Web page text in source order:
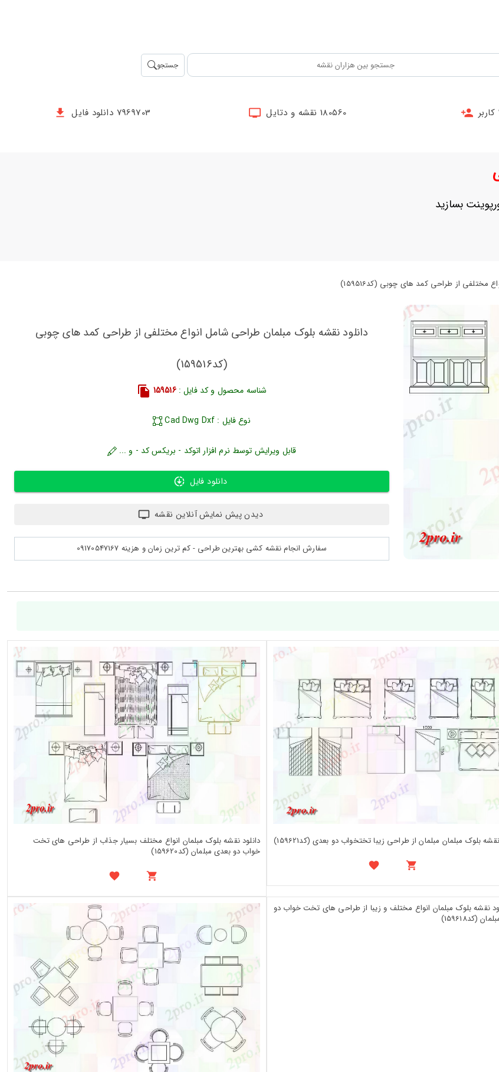
جستجو
180560 نقشه و دتایل 7969703 دانلود فایل
بسازید
از طراحی کمد های چوبی (کد159516)
دانلود نقشه بلوک مبلمان طراحی شامل انواع مختلفی از طراحی کمد های چوبی
(کد159516)
شناسه محصول و کد فایل :159516
نوع فایل : Cad Dwg Dxf
قابل ویرایش توسط نرم افزار اتوکد - بریکس کد - و ...
دانلود فایل
دیدن پیش نمایش آنلاین نقشه
سفارش انجام نقشه کشی بهترین طراحی - کم ترین زمان و هزینه 09170547167
بلوک مبلمان مبلمان از طراحی زیبا تختخواب دو بعدی (کد159621)
دانلود نقشه بلوک مبلمان انواع مختلف بسیار جذاب از طراحی های تخت
خواب دو بعدی مبلمان (کد159620)